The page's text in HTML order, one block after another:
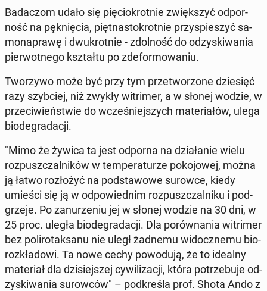
Ba­da­czom udało się pię­cio­krot­nie zwięk­szyć od­por­
ność na pęk­nię­cia, pięt­na­sto­krot­nie przy­spie­szyć sa­
mo­na­pra­wę i dwu­krot­nie - zdol­ność do od­zy­ski­wa­nia
pier­wot­ne­go kształ­tu po zde­for­mo­wa­niu.
Two­rzy­wo może być przy tym prze­two­rzo­ne dzie­sięć
razy szyb­ciej, niż zwykły wi­tri­mer, a w słonej wodzie, w
prze­ci­wień­stwie do wcze­śniej­szych ma­te­ria­łów, ulega
bio­de­gra­da­cji.
"Mimo że żywica ta jest odporna na dzia­ła­nie wielu
roz­pusz­czal­ni­ków w tem­pe­ra­tu­rze po­ko­jo­wej, można
ją łatwo roz­ło­żyć na pod­sta­wo­we surowce, kiedy
umieści się ją w od­po­wied­nim roz­pusz­czal­ni­ku i pod­
grze­je. Po za­nu­rze­niu jej w słonej wodzie na 30 dni, w
25 proc. uległa bio­de­gra­da­cji. Dla po­rów­na­nia wi­tri­mer
bez po­li­ro­tak­sa­nu nie uległ żadnemu wi­docz­ne­mu bio­
roz­kła­do­wi. Ta nowe cechy po­wo­du­ją, że to idealny
ma­te­riał dla dzi­siej­szej cy­wi­li­za­cji, która po­trze­bu­je od­
zy­ski­wa­nia su­row­ców" – pod­kre­śla prof. Shota Ando z